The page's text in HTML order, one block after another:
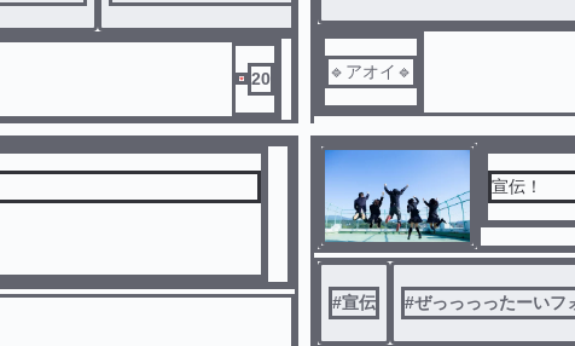
20 🔹アオイ🔹
宣伝！
#宣伝 #ぜっっっったーいフ